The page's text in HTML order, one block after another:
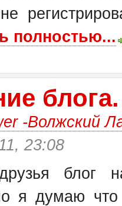
полностью...
блога.
-Волжский
23:08
блог
я думаю